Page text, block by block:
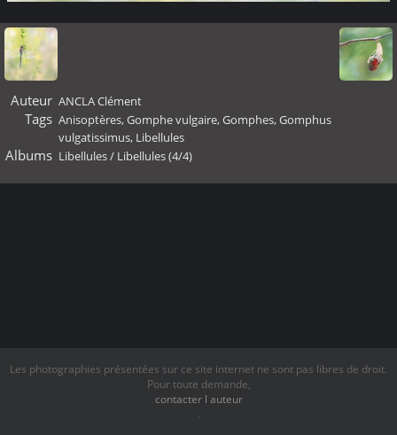
Auteur ANCLA Clément
Tags Anisoptères,Gomphe vulgaire,Gomphes,Gomphus
vulgatissimus, Libellules
Albums Libellules/ Libellules (4/4)
Les photographies présentées sur ce site internet ne sont pas libres de droit.
Pour toute demande,
contacter l auteur
.